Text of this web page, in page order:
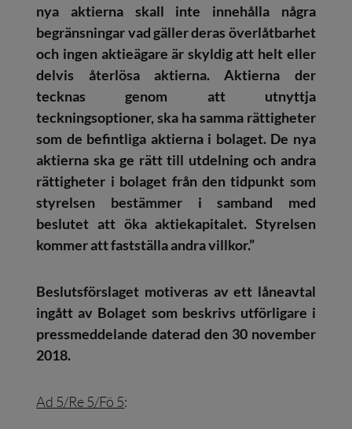
nya aktierna skall inte innehålla några
begränsningar vad gäller deras överlåtbarhet
och ingen aktieägare är skyldig att helt eller
delvis återlösa aktierna. Aktierna der
tecknas genom att utnyttja
teckningsoptioner, ska ha samma rättigheter
som de befintliga aktierna i bolaget. De nya
aktierna ska ge rätt till utdelning och andra
rättigheter i bolaget från den tidpunkt som
styrelsen bestämmer i samband med
beslutet att öka aktiekapitalet. Styrelsen
kommer att fastställa andra villkor.”
Beslutsförslaget motiveras av ett låneavtal
ingått av Bolaget som beskrivs utförligare i
pressmeddelande daterad den 30 november
2018.
Ad 5/Re 5/Fö 5: